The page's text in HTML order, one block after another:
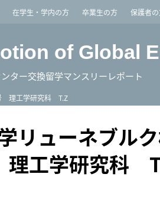
在学生・学内の方 卒業生の方 保護者
of Global
ター交換留学マンスリーレポート
理工学研究科 T.Z
リューネブル
理工学研究